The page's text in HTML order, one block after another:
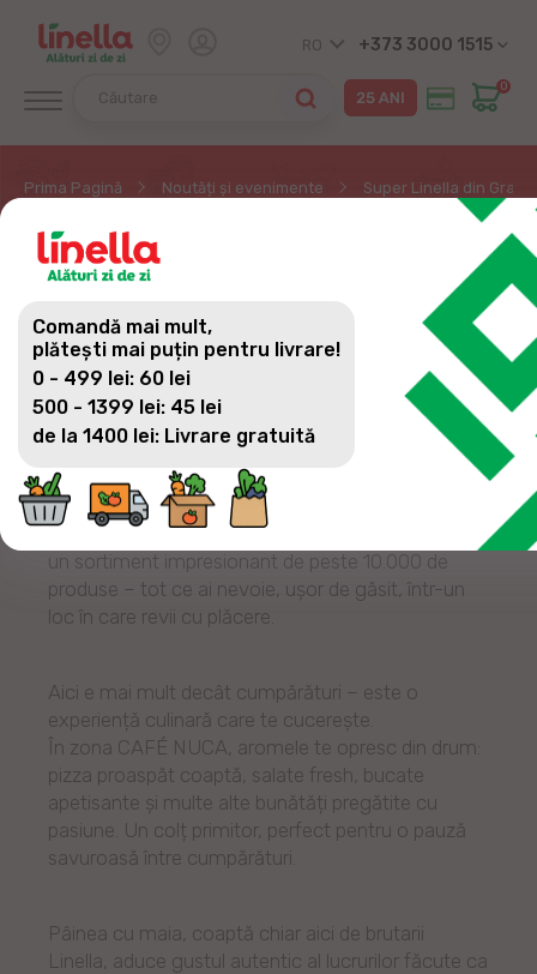
RO +373 3000 1515
0
Prima Pagină Noutăți și evenimente Super Linella din
SUPER LINELLA DIN
DESCHIS UȘILE!
Un magazin care se simte din prima clipă: luminos,
aerisit și generos, cu peste 1300 m² dedicați
cumpărăturilor făcute în tihnă. Rafturi bine gândite,
un sortiment impresionant de peste 10.000 de
produse – tot ce ai nevoie, ușor de găsit, într-un
loc în care revii cu plăcere.
Aici e mai mult decât cumpărături – este o
experiență culinară care te cucerește.
În zona CAFÉ NUCA, aromele te opresc din drum:
pizza proaspăt coaptă, salate fresh, bucate
apetisante și multe alte bunătăți pregătite cu
pasiune. Un colț primitor, perfect pentru o pauză
savuroasă între cumpărături.
Pâinea cu maia, coaptă chiar aici de brutarii
Linella, aduce gustul autentic al lucrurilor făcute ca
Comandă mai mult,
plătești mai puțin pentru livrare!
0 - 499 lei: 60 lei
500 - 1399 lei: 45 lei
de la 1400 lei: Livrare gratuită